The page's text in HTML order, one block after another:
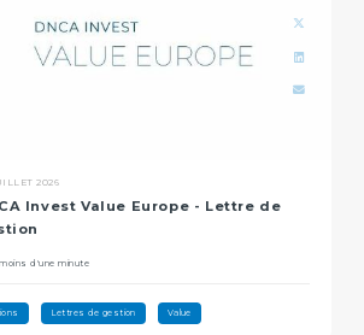
2026
Invest Value Europe - Lettre de
moins d'une minute
Lettres de gestion Value